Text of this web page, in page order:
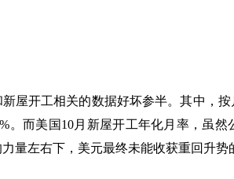
屋开工相关的数据好坏参半。其中，按
。而美国10月新屋开工年化月率，虽
量左右下，美元最终未能收获重回升势